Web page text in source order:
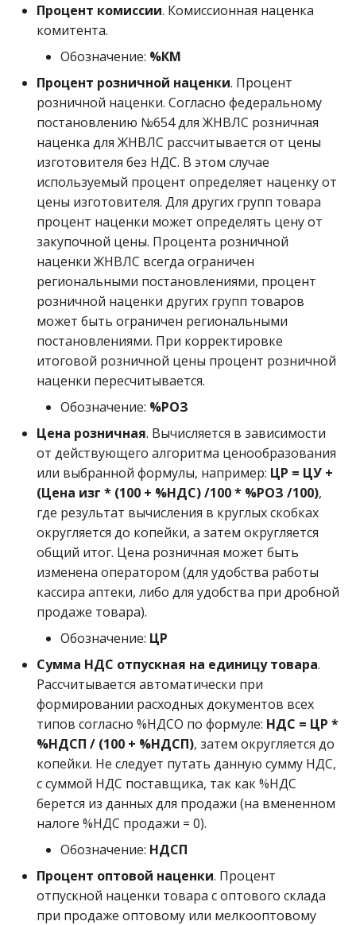
Процент комиссии. Комиссионная наценка
комитента.
Обозначение: %КМ
Процент розничной наценки. Процент
розничной наценки. Согласно федеральному
постановлению №654 для ЖНВЛС розничная
наценка для ЖНВЛС рассчитывается от цены
изготовителя без НДС. В этом случае
используемый процент определяет наценку от
цены изготовителя. Для других групп товара
процент наценки может определять цену от
закупочной цены. Процента розничной
наценки ЖНВЛС всегда ограничен
региональными постановлениями, процент
розничной наценки других групп товаров
может быть ограничен региональными
постановлениями. При корректировке
итоговой розничной цены процент розничной
наценки пересчитывается.
Обозначение: %РОЗ
Цена розничная. Вычисляется в зависимости
от действующего алгоритма ценообразования
или выбранной формулы, например: ЦР = ЦУ +
(Цена изг * (100 + %НДС) /100 * %РОЗ /100),
где результат вычисления в круглых скобках
округляется до копейки, а затем округляется
общий итог. Цена розничная может быть
изменена оператором (для удобства работы
кассира аптеки, либо для удобства при дробной
продаже товара).
Обозначение: ЦР
Сумма НДС отпускная на единицу товара.
Рассчитывается автоматически при
формировании расходных документов всех
типов согласно %НДСО по формуле: НДС = ЦР *
%НДСП / (100 + %НДСП), затем округляется до
копейки. Не следует путать данную сумму НДС,
с суммой НДС поставщика, так как %НДС
берется из данных для продажи (на вмененном
налоге %НДС продажи = 0).
Обозначение: НДСП
Процент оптовой наценки. Процент
отпускной наценки товара с оптового склада
при продаже оптовому или мелкооптовому